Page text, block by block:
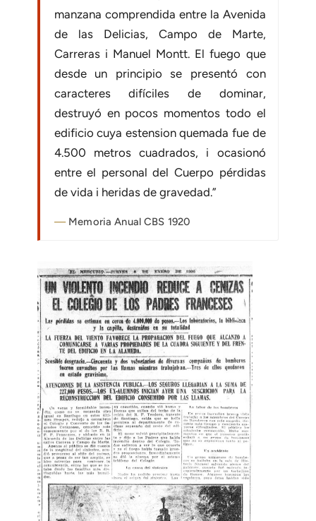
manzana comprendida entre la Avenida
de las Delicias, Campo de Marte,
Carreras i Manuel Montt. El fuego que
desde un principio se presentó con
caracteres difíciles de dominar,
destruyó en pocos momentos todo el
edificio cuya estension quemada fue de
4.500 metros cuadrados, i ocasionó
entre el personal del Cuerpo pérdidas
de vida i heridas de gravedad.”
Memoria Anual CBS 1920